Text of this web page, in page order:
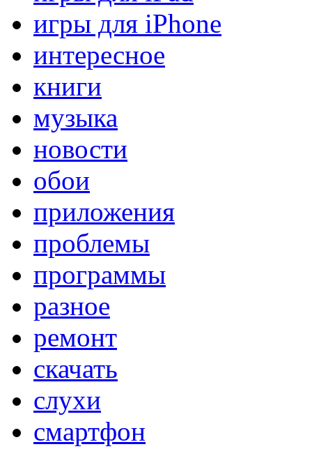
игры для iPhone
интересное
книги
музыка
новости
обои
приложения
проблемы
программы
разное
ремонт
скачать
слухи
смартфон